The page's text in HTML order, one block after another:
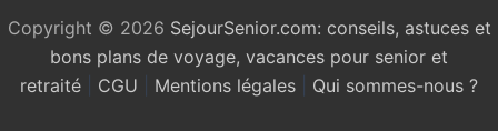
Copyright © 2026 SejourSenior.com: conseils, astuces et
bons plans de voyage, vacances pour senior et
retraité
CGU Mentions légales Qui sommes-nous ?